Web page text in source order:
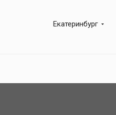
Екатеринбург